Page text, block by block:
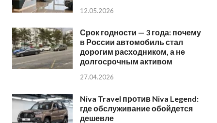
12.05.2026
Срок годности — 3 года: почему
в России автомобиль стал
дорогим расходником, а не
долгосрочным активом
27.04.2026
Niva Travel против Niva Legend:
где обслуживание обойдется
дешевле